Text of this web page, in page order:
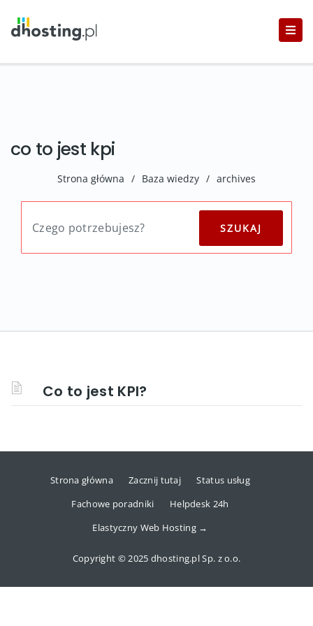
co to jest kpi
Strona główna / Baza wiedzy / archives
Co to jest KPI?
Strona główna Zacznij tutaj
Status usług
Fachowe poradniki
Helpdesk 24h
Elastyczny Web Hosting →
Copyright © 2025 dhosting.pl Sp. z o.o.